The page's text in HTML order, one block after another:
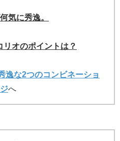
気に秀逸。
オのポイントは？
逸な2つのコンビネーショ
へ